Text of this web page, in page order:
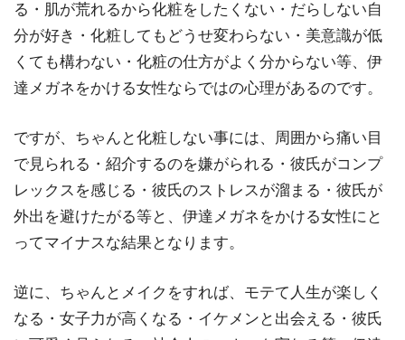
る・肌が荒れるから化粧をしたくない・だらしない自
分が好き・化粧してもどうせ変わらない・美意識が低
くても構わない・化粧の仕方がよく分からない等、伊
達メガネをかける女性ならではの心理があるのです。
ですが、ちゃんと化粧しない事には、周囲から痛い目
で見られる・紹介するのを嫌がられる・彼氏がコンプ
レックスを感じる・彼氏のストレスが溜まる・彼氏が
外出を避けたがる等と、伊達メガネをかける女性にと
ってマイナスな結果となります。
逆に、ちゃんとメイクをすれば、モテて人生が楽しく
なる・女子力が高くなる・イケメンと出会える・彼氏